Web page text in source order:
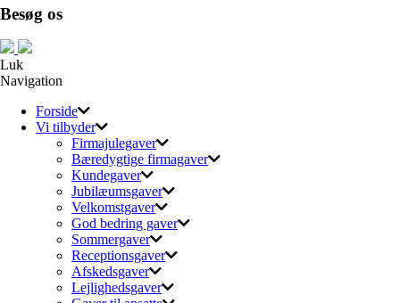
Besøg os
Luk
Navigation
Forside
Vi tilbyder
Firmajulegaver
Bæredygtige firmagaver
Kundegaver
Jubilæumsgaver
Velkomstgaver
God bedring gaver
Sommergaver
Receptionsgaver
Afskedsgaver
Lejlighedsgaver